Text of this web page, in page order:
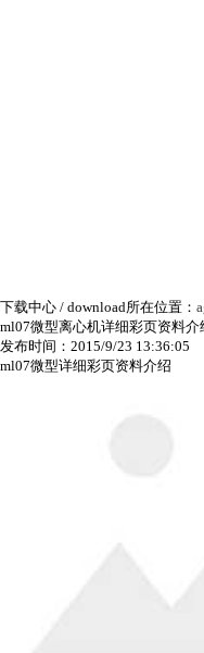
下载中心 / download所在位置：
ml07微型离心机详细彩页资料介
发布时间：2015/9/23
ml07微型详细彩页资料介绍